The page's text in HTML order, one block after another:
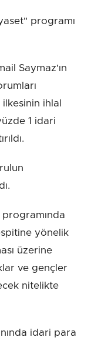
programı
Saymaz'ın
ihlal
1 idari
yönelik
üzerine
ve gençler
nitelikte
idari para